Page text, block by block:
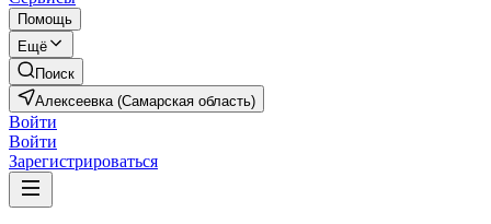
Помощь
Ещё
Поиск
Алексеевка (Самарская область)
Войти
Войти
Зарегистрироваться